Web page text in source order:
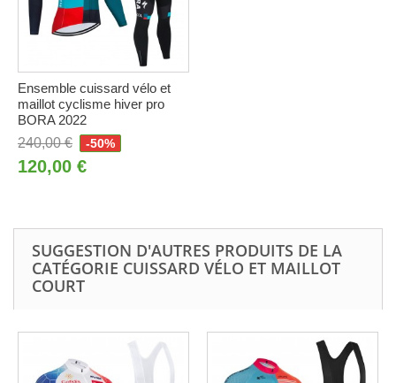
Ensemble cuissard vélo et
maillot cyclisme hiver pro
BORA 2022
240,00 €
-50%
120,00 €
SUGGESTION D'AUTRES PRODUITS DE LA
CATÉGORIE CUISSARD VÉLO ET MAILLOT
COURT